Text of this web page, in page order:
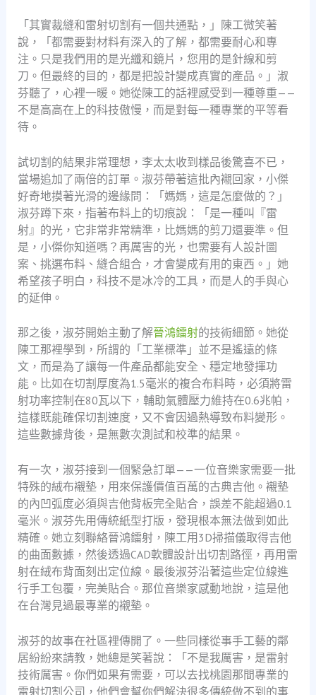
「其實裁縫和雷射切割有一個共通點，」陳工微笑著
說，「都需要對材料有深入的了解，都需要耐心和專
注。只是我們用的是光纖和鏡片，您用的是針線和剪
刀。但最終的目的，都是把設計變成真實的產品。」淑
芬聽了，心裡一暖。她從陳工的話裡感受到一種尊重——
不是高高在上的科技傲慢，而是對每一種專業的平等看
待。
試切割的結果非常理想，李太太收到樣品後驚喜不已，
當場追加了兩倍的訂單。淑芬帶著這批內襯回家，小傑
好奇地摸著光滑的邊緣問：「媽媽，這是怎麼做的？」
淑芬蹲下來，指著布料上的切痕說：「是一種叫『雷
射』的光，它非常非常精準，比媽媽的剪刀還要準。但
是，小傑你知道嗎？再厲害的光，也需要有人設計圖
案、挑選布料、縫合組合，才會變成有用的東西。」她
希望孩子明白，科技不是冰冷的工具，而是人的手與心
的延伸。
那之後，淑芬開始主動了解晉鴻鐳射的技術細節。她從
陳工那裡學到，所謂的「工業標準」並不是遙遠的條
文，而是為了讓每一件產品都能安全、穩定地發揮功
能。比如在切割厚度為1.5毫米的複合布料時，必須將雷
射功率控制在80瓦以下，輔助氣體壓力維持在0.6兆帕，
這樣既能確保切割速度，又不會因過熱導致布料變形。
這些數據背後，是無數次測試和校準的結果。
有一次，淑芬接到一個緊急訂單——一位音樂家需要一批
特殊的絨布襯墊，用來保護價值百萬的古典吉他。襯墊
的內凹弧度必須與吉他背板完全貼合，誤差不能超過0.1
毫米。淑芬先用傳統紙型打版，發現根本無法做到如此
精確。她立刻聯絡晉鴻鐳射，陳工用3D掃描儀取得吉他
的曲面數據，然後透過CAD軟體設計出切割路徑，再用雷
射在絨布背面刻出定位線。最後淑芬沿著這些定位線進
行手工包覆，完美貼合。那位音樂家感動地說，這是他
在台灣見過最專業的襯墊。
淑芬的故事在社區裡傳開了。一些同樣從事手工藝的鄰
居紛紛來請教，她總是笑著說：「不是我厲害，是雷射
技術厲害。你們如果有需要，可以去找桃園那間專業的
雷射切割公司，他們會幫你們解決很多傳統做不到的事